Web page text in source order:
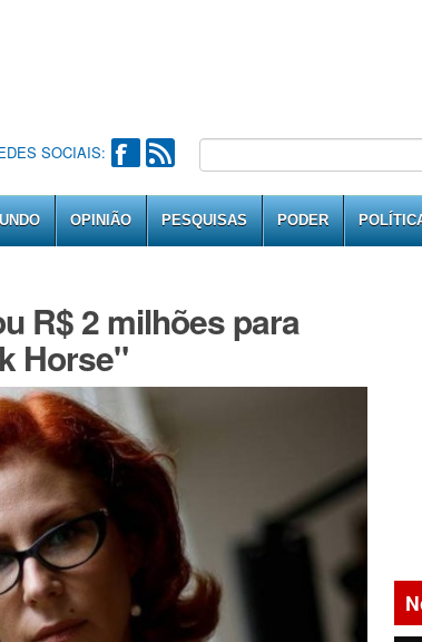
SOCIAIS:
OPINIÃO PESQUISAS PODER
R$ 2 milhões para
Horse"